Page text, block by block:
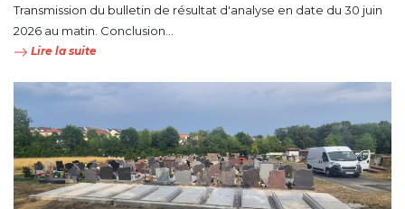
Transmission du bulletin de résultat d'analyse en date du 30 juin
2026 au matin. Conclusion...
Lire la suite